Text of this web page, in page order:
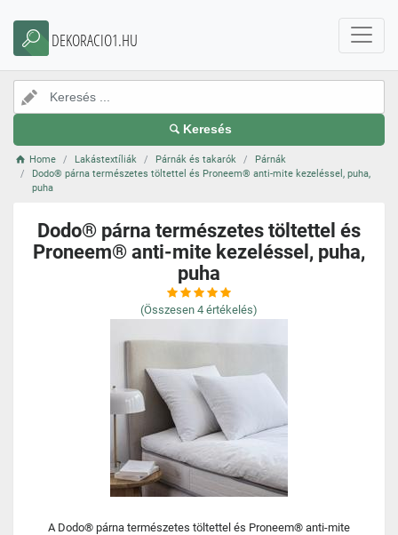
DEKORACIO1.HU
Keresés
Home Lakástextíliák Párnák és takarók
Párnák
Dodo® párna természetes töltettel és Proneem® anti-mite kezeléssel, puha,
puha
Dodo® párna természetes töltettel és
Proneem® anti-mite kezeléssel, puha,
puha
(Összesen 4 értékelés)
A Dodo® párna természetes töltettel és Proneem® anti-mite